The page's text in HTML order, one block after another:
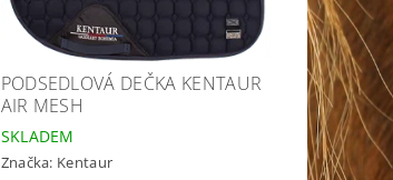
PODSEDLOVÁ DEČKA KENTAUR
AIR MESH
SKLADEM
Značka: Kentaur